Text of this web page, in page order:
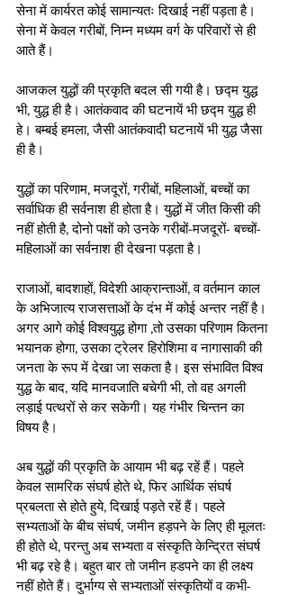
सेना में कार्यरत कोई सामान्यतः दिखाई नहीं पड़ता है।
सेना में केवल गरीबों, निम्न मध्यम वर्ग के परिवारों से ही
आते हैं।
आजकल युद्धों की प्रकृति बदल सी गयी है। छद्म युद्ध
भी, युद्ध ही है। आतंकवाद की घटनायें भी छद्म युद्ध ही
हे। बम्बई हमला, जैसी आतंकवादी घटनायें भी युद्ध जैसा
ही है।
युद्धों का परिणाम, मजदूरों, गरीबों, महिलाओं, बच्चों का
सर्वाधिक ही सर्वनाश ही होता है। युद्धों में जीत किसी की
नहीं होती है, दोनो पक्षों को उनके गरीबों-मजदूरों- बच्चों-
महिलाओं का सर्वनाश ही देखना पड़ता है।
राजाओं, बादशाहों, विदेशी आक्रान्ताओं, व वर्तमान काल
के अभिजात्य राजसत्ताओं के दंभ में कोई अन्तर नहीं है।
अगर आगे कोई विश्वयुद्ध होगा ,तो उसका परिणाम कितना
भयानक होगा, उसका ट्रेलर हिरोशिमा व नागासाकी की
जनता के रूप में देखा जा सकता है। इस संभावित विश्व
युद्ध के बाद, यदि मानवजाति बचेगी भी, तो वह अगली
लड़ाई पत्थरों से कर सकेगी। यह गंभीर चिन्तन का
विषय है।
अब युद्धों की प्रकृति के आयाम भी बढ़ रहें हैं। पहले
केवल सामरिक संघर्ष होते थे, फिर आर्थिक संघर्ष
प्रबलता से होते हुये, दिखाई पड़ते रहें हैं। पहले
सभ्यताओं के बीच संघर्ष, जमीन हड़पने के लिए ही मूलतः
ही होते थे, परन्तु अब सभ्यता व संस्कृति केन्द्रित संघर्ष
भी बढ़ रहे है। बहुत बार तो जमीन हडपने का ही लक्ष्य
नहीं होते हैं। दुर्भाग्य से सभ्यताओं संस्कृतियों व कभी-